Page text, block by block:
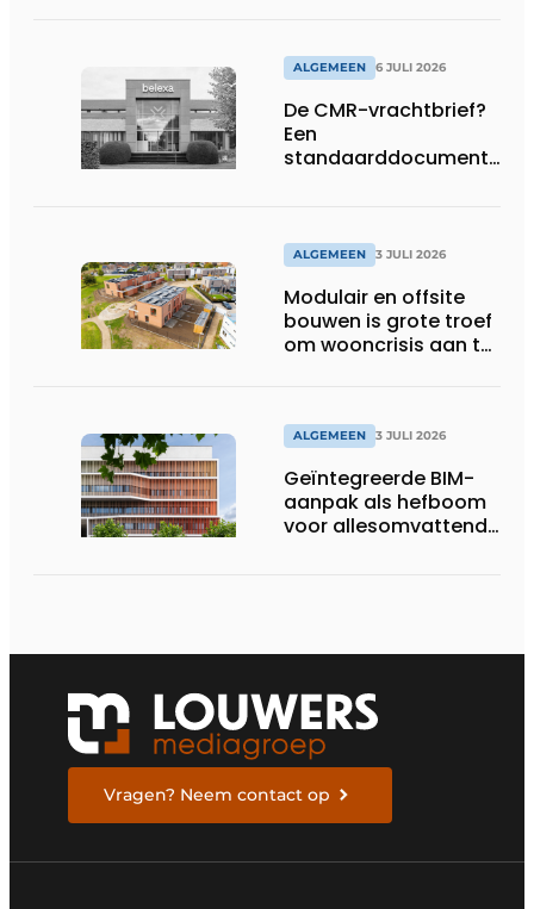
ALGEMEEN 6 JULI 2026
De CMR-vrachtbrief?
Een
standaarddocument
ALGEMEEN 3 JULI 2026
Modulair en offsite
bouwen is grote troef
om wooncrisis aan te
ALGEMEEN 3 JULI 2026
Geïntegreerde BIM-
aanpak als hefboom
voor allesomvattende
Vragen? Neem contact op